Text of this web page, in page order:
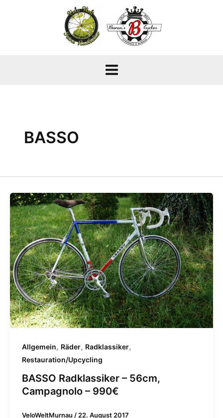
BASSO
Allgemein, Räder, Radklassiker,
Restauration/Upcycling
BASSO Radklassiker – 56cm,
Campagnolo – 990€
VeloWeltMurnau /22. August 2017